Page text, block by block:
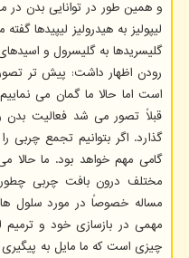
و همین طور در توانایی بدن در
لیپولیز به هیدرولیز لیپیدها
گلیسریدها به گلیسرول و
رودن اظهار داشت: پیش تر
است اما حالا ما گمان می
قبلاً تصور می شد فعالیت بدن
گذارد. اگر بتوانیم تجمع چربی
گامی مهم خواهد بود. ما حالا
مختلف درون بافت چربی
مساله خصوصاً در مورد سلول
مهمی در بازسازی خود و ترمیم
چیزی است که ما مایل به